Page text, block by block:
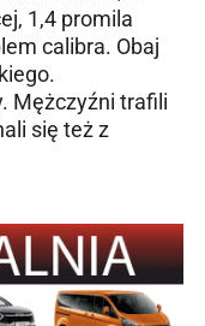
1,4 promila
calibra. Obaj
Mężczyźni trafili
się też z